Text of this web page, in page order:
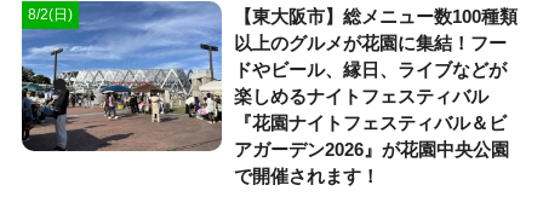
8/2(日)
【東大阪市】総メニュー数100種類
以上のグルメが花園に集結！フー
ドやビール、縁日、ライブなどが
楽しめるナイトフェスティバル
『花園ナイトフェスティバル＆ビ
アガーデン2026』が花園中央公園
で開催されます！